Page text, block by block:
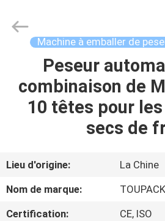
MAISON
PRODUITS
PROPOS
DE
NOUS
EQUIPMENT
Machine à emballer de
Peseur
combinaison de
10 têtes pour
secs de
Lieu d'origine:
La Chine
Nom de marque:
TOUPACK
Certification:
CE, ISO